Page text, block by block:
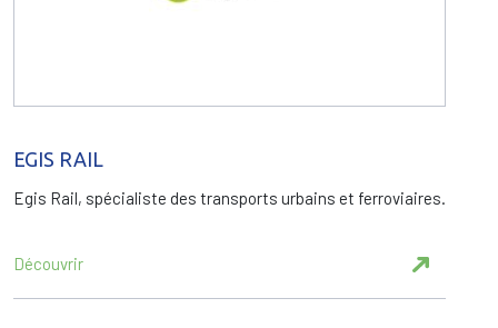
EGIS RAIL
Egis Rail, spécialiste des transports urbains et ferroviaires.
Découvrir